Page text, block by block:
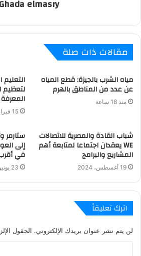
Ghada elmasry
مقالات ذات صلة
مياه الشرب بالجيزة: قطع المياه
عن عدد من المناطق بالهرم
منذ 18 ساعة
لتعظيم
المعرفة
15 فبراير، 2024
شباب القادة والمصرية للاتصالات
WE يعقدان اجتماعا لمتابعة أهم
المشاريع والبرامج
19 أغسطس، 2024
ستارمر
إلى
في
23 يونيو، 2025
اترك تعليقاً
لن يتم نشر عنوان بريدك الإلكتروني. الحقول